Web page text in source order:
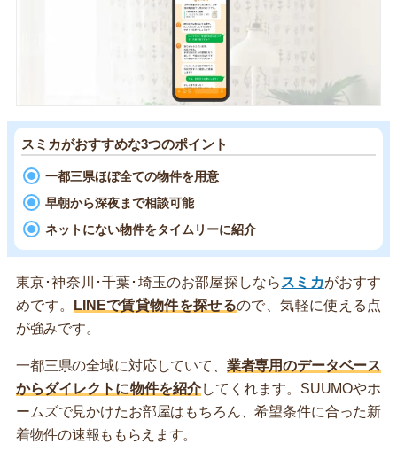
スミカがおすすめな3つのポイント
一都三県ほぼ全ての物件を用意
早朝から深夜まで相談可能
ネットにない物件をタイムリーに紹介
東京･神奈川･千葉･埼玉のお部屋探しなら スミカがおすす
めです。
LINEで賃貸物件を探せるので、気軽に使える点
が強みです。
一都三県の全域に対応していて、 業者専用のデータベース
からダイレクトに物件を紹介してくれます。SUUMOやホ
ームズで見かけたお部屋はもちろん、希望条件に合った新
着物件の速報ももらえます。